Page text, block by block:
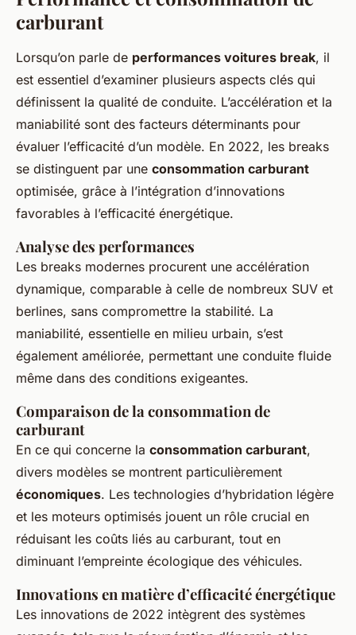
carburant
Lorsqu’on parle de performances voitures break, il
est essentiel d’examiner plusieurs aspects clés qui
définissent la qualité de conduite. L’accélération et la
maniabilité sont des facteurs déterminants pour
évaluer l’efficacité d’un modèle. En 2022, les breaks
se distinguent par une consommation carburant
optimisée, grâce à l’intégration d’innovations
favorables à l’efficacité énergétique.
Analyse des performances
Les breaks modernes procurent une accélération
dynamique, comparable à celle de nombreux SUV et
berlines, sans compromettre la stabilité. La
maniabilité, essentielle en milieu urbain, s’est
également améliorée, permettant une conduite fluide
même dans des conditions exigeantes.
Comparaison de la consommation de
carburant
En ce qui concerne la consommation carburant,
divers modèles se montrent particulièrement
économiques. Les technologies d’hybridation légère
et les moteurs optimisés jouent un rôle crucial en
réduisant les coûts liés au carburant, tout en
diminuant l’empreinte écologique des véhicules.
Innovations en matière d’efficacité énergétique
Les innovations de 2022 intègrent des systèmes